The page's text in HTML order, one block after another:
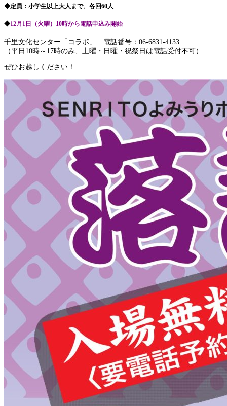
◆定員：小学生以上大人まで、各回60人
◆12月1日（火曜）10時から電話申込み開始
千里文化センター「コラボ」 電話番号：06-6831-4133
（平日10時～17時のみ、土曜・日曜・祝祭日は電話受付不可）
ぜひお越しください！